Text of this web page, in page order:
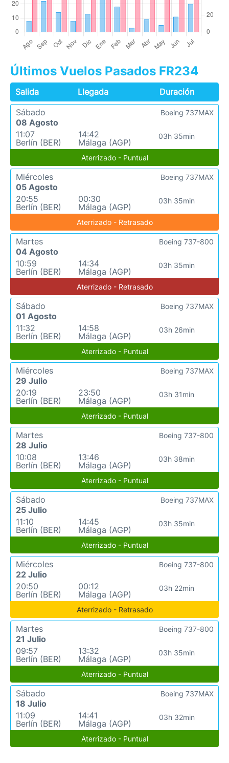
Últimos Vuelos Pasados FR234
Salida Llegada
Duración
Sábado
08 Agosto
11:07
Berlín (BER)
14:42
Málaga (AGP)
03h 35min
Boeing 737MAX
Aterrizado - Puntual
Miércoles
05 Agosto
20:55
Berlín (BER)
00:30
Málaga (AGP)
03h 35min
Boeing 737MAX
Aterrizado - Retrasado
Martes
04 Agosto
10:59
Berlín (BER)
14:34
Málaga (AGP)
03h 35min
Boeing 737-800
Aterrizado - Retrasado
Sábado
01 Agosto
11:32
Berlín (BER)
14:58
Málaga (AGP)
03h 26min
Boeing 737MAX
Aterrizado - Puntual
Miércoles
29 Julio
20:19
Berlín (BER)
23:50
Málaga (AGP)
03h 31min
Boeing 737MAX
Aterrizado - Puntual
Martes
28 Julio
10:08
Berlín (BER)
13:46
Málaga (AGP)
03h 38min
Boeing 737-800
Aterrizado - Puntual
Sábado
25 Julio
11:10
Berlín (BER)
14:45
Málaga (AGP)
03h 35min
Boeing 737MAX
Aterrizado - Puntual
Miércoles
22 Julio
20:50
Berlín (BER)
00:12
Málaga (AGP)
03h 22min
Boeing 737-800
Aterrizado - Retrasado
Martes
21 Julio
09:57
Berlín (BER)
13:32
Málaga (AGP)
03h 35min
Boeing 737-800
Aterrizado - Puntual
Sábado
18 Julio
11:09
Berlín (BER)
14:41
Málaga (AGP)
03h 32min
Boeing 737MAX
Aterrizado - Puntual